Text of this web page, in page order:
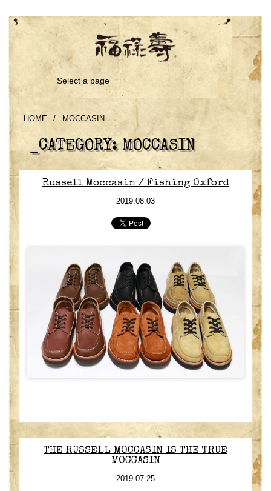
Select a page
HOME / MOCCASIN
_CATEGORY: MOCCASIN
Russell Moccasin / Fishing Oxford
2019.08.03
THE RUSSELL MOCCASIN IS THE TRUE
MOCCASIN
2019.07.25